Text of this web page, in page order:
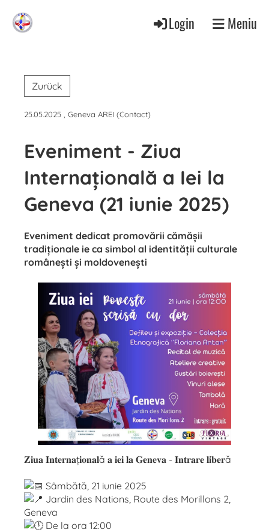
Login Meniu
Zurück
25.05.2025 , Geneva AREI (Contact)
Eveniment - Ziua
Internațională a Iei la
Geneva (21 iunie 2025)
Eveniment dedicat promovării cămășii
tradiționale ie ca simbol al identității culturale
românești și moldovenești
𝐙𝐢𝐮𝐚 𝐈𝐧𝐭𝐞𝐫𝐧𝐚ț𝐢𝐨𝐧𝐚𝐥ă 𝐚 𝐢𝐞𝐢 𝐥𝐚 𝐆𝐞𝐧𝐞𝐯𝐚 - 𝐈𝐧𝐭𝐫𝐚𝐫𝐞 𝐥𝐢𝐛𝐞𝐫ă
Sâmbătă, 21 iunie 2025
Jardin des Nations, Route des Morillons 2,
Geneva
De la ora 12:00